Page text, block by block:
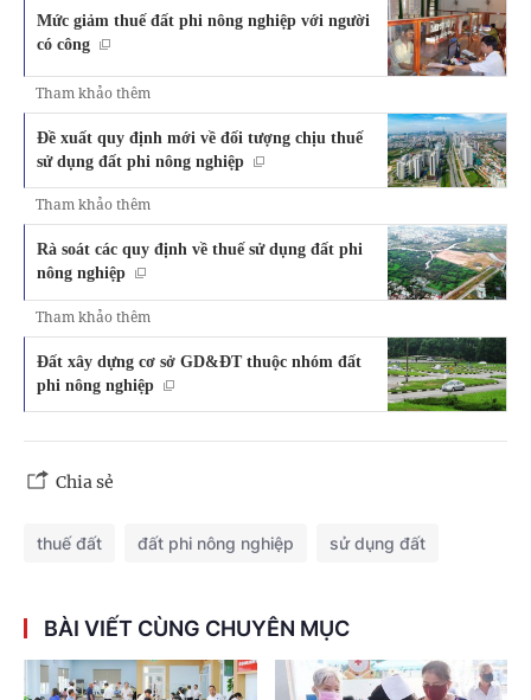
Mức giảm thuế đất phi nông nghiệp với người
có công
Tham khảo thêm
Đề xuất quy định mới về đối tượng chịu thuế
sử dụng đất phi nông nghiệp
Tham khảo thêm
Rà soát các quy định về thuế sử dụng đất phi
nông nghiệp
Tham khảo thêm
Đất xây dựng cơ sở GD&ĐT thuộc nhóm đất
phi nông nghiệp
Chia sẻ
thuế đất đất phi nông nghiệp sử dụng đất
BÀI VIẾT CÙNG CHUYÊN MỤC